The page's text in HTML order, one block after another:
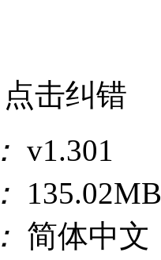
点击纠错
v1.301
135.02MB
简体中文